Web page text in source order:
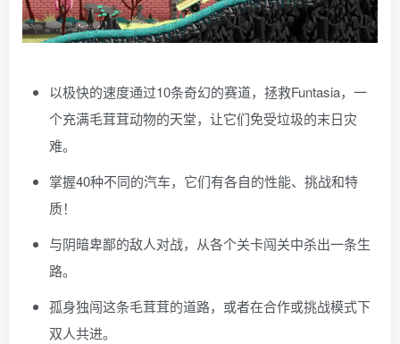
以极快的速度通过10条奇幻的赛道，拯救Funtasia，一
个充满毛茸茸动物的天堂，让它们免受垃圾的末日灾
难。
掌握40种不同的汽车，它们有各自的性能、挑战和特
质！
与阴暗卑鄙的敌人对战，从各个关卡闯关中杀出一条生
路。
孤身独闯这条毛茸茸的道路，或者在合作或挑战模式下
双人共进。